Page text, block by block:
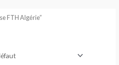
FTH Algérie”